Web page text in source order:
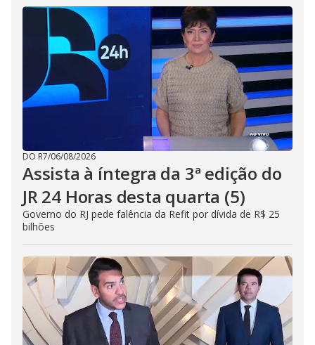
DO R7/06/08/2026
Assista à íntegra da 3ª edição do
JR 24 Horas desta quarta (5)
Governo do RJ pede falência da Refit por dívida de R$ 25
bilhões